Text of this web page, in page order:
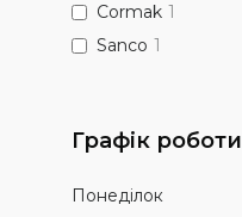
Cormak 1
Sanco 1
Графік роботи
Понеділок